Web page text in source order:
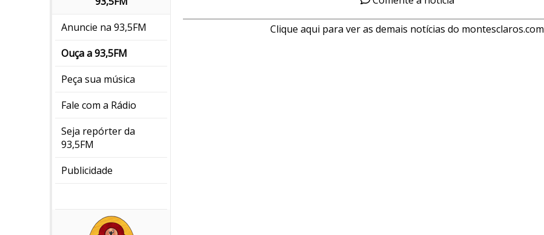
Anuncie na 93,5FM
Ouça a 93,5FM
Peça sua música
Fale com a Rádio
Seja repórter da
93,5FM
Publicidade
Clique aqui para ver as demais notícias do montesclaros.com